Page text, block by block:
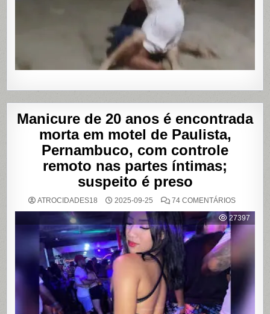
Manicure de 20 anos é encontrada
morta em motel de Paulista,
Pernambuco, com controle
remoto nas partes íntimas;
suspeito é preso
ATROCIDADES18 2025-09-25 74 COMENTÁRIOSEM
DE
20
ANOS
EM
MOTEL
COM
REMOTO
27397